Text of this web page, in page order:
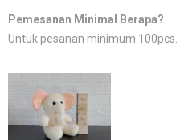
Pemesanan Minimal Berapa?
Untuk pesanan minimum 100pcs.